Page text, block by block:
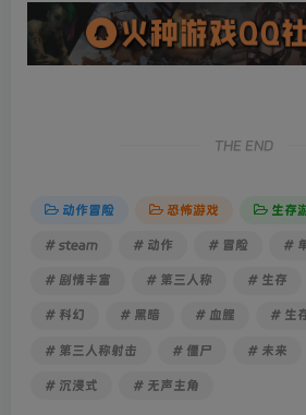
THE END
动作冒险 恐怖游戏 生存
# steam # 动作 # 冒险 #
# 剧情丰富 # 第三人称 # 生存
# 科幻 # 黑暗 # 血腥 # 生
# 第三人称射击 # 僵尸 # 未来
# 沉浸式 # 无声主角